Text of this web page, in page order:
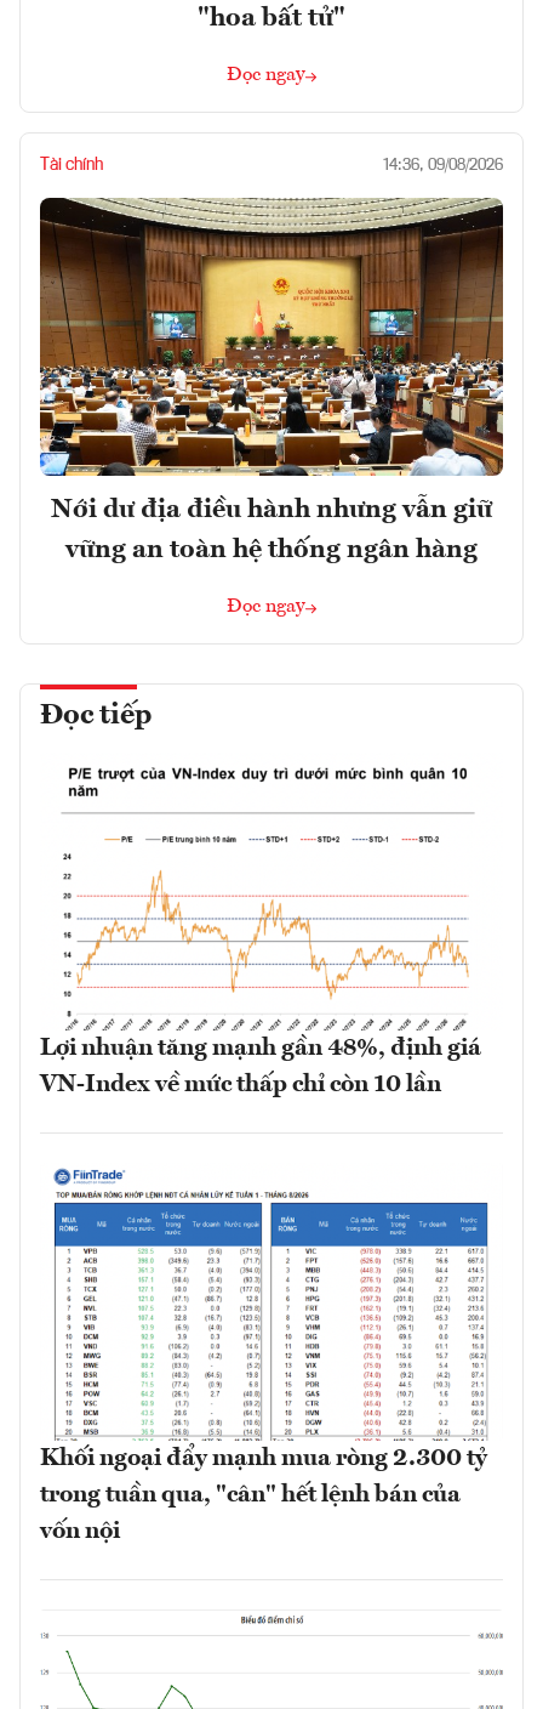
"hoa bất tử"
Đọc ngay
Tài chính 14:36, 09/08/2026
Nới dư địa điều hành nhưng vẫn giữ
vững an toàn hệ thống ngân hàng
Đọc ngay
Đọc tiếp
Lợi nhuận tăng mạnh gần 48%, định giá
VN-Index về mức thấp chỉ còn 10 lần
Khối ngoại đẩy mạnh mua ròng 2.300 tỷ
trong tuần qua, "cân" hết lệnh bán của
vốn nội